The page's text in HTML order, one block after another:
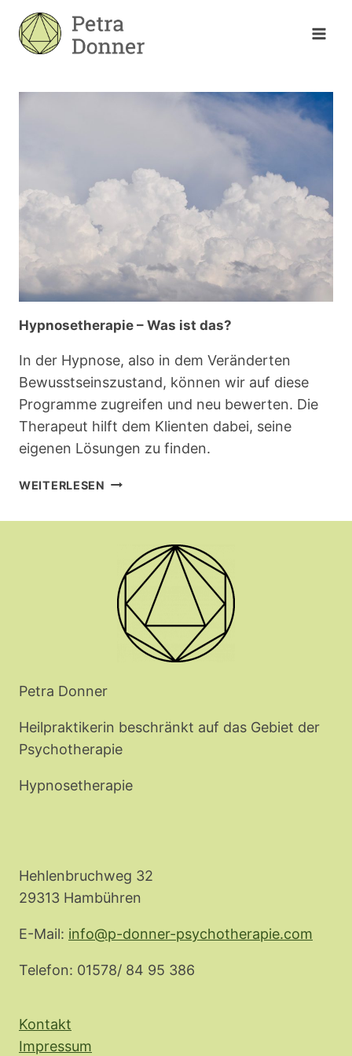
Inhalt
springen
Hypnosetherapie – Was ist das?
In der Hypnose, also in dem Veränderten
Bewusstseinszustand, können wir auf diese
Programme zugreifen und neu bewerten. Die
Therapeut hilft dem Klienten dabei, seine
eigenen Lösungen zu finden.
WEITERLESEN HYPNOSETHERAPIE
WAS
Petra Donner
Heilpraktikerin beschränkt auf das Gebiet der
Psychotherapie
Hypnosetherapie
Hehlenbruchweg 32
29313 Hambühren
E-Mail: info@p-donner-psychotherapie.com
Telefon: 01578/ 84 95 386
Kontakt
Impressum